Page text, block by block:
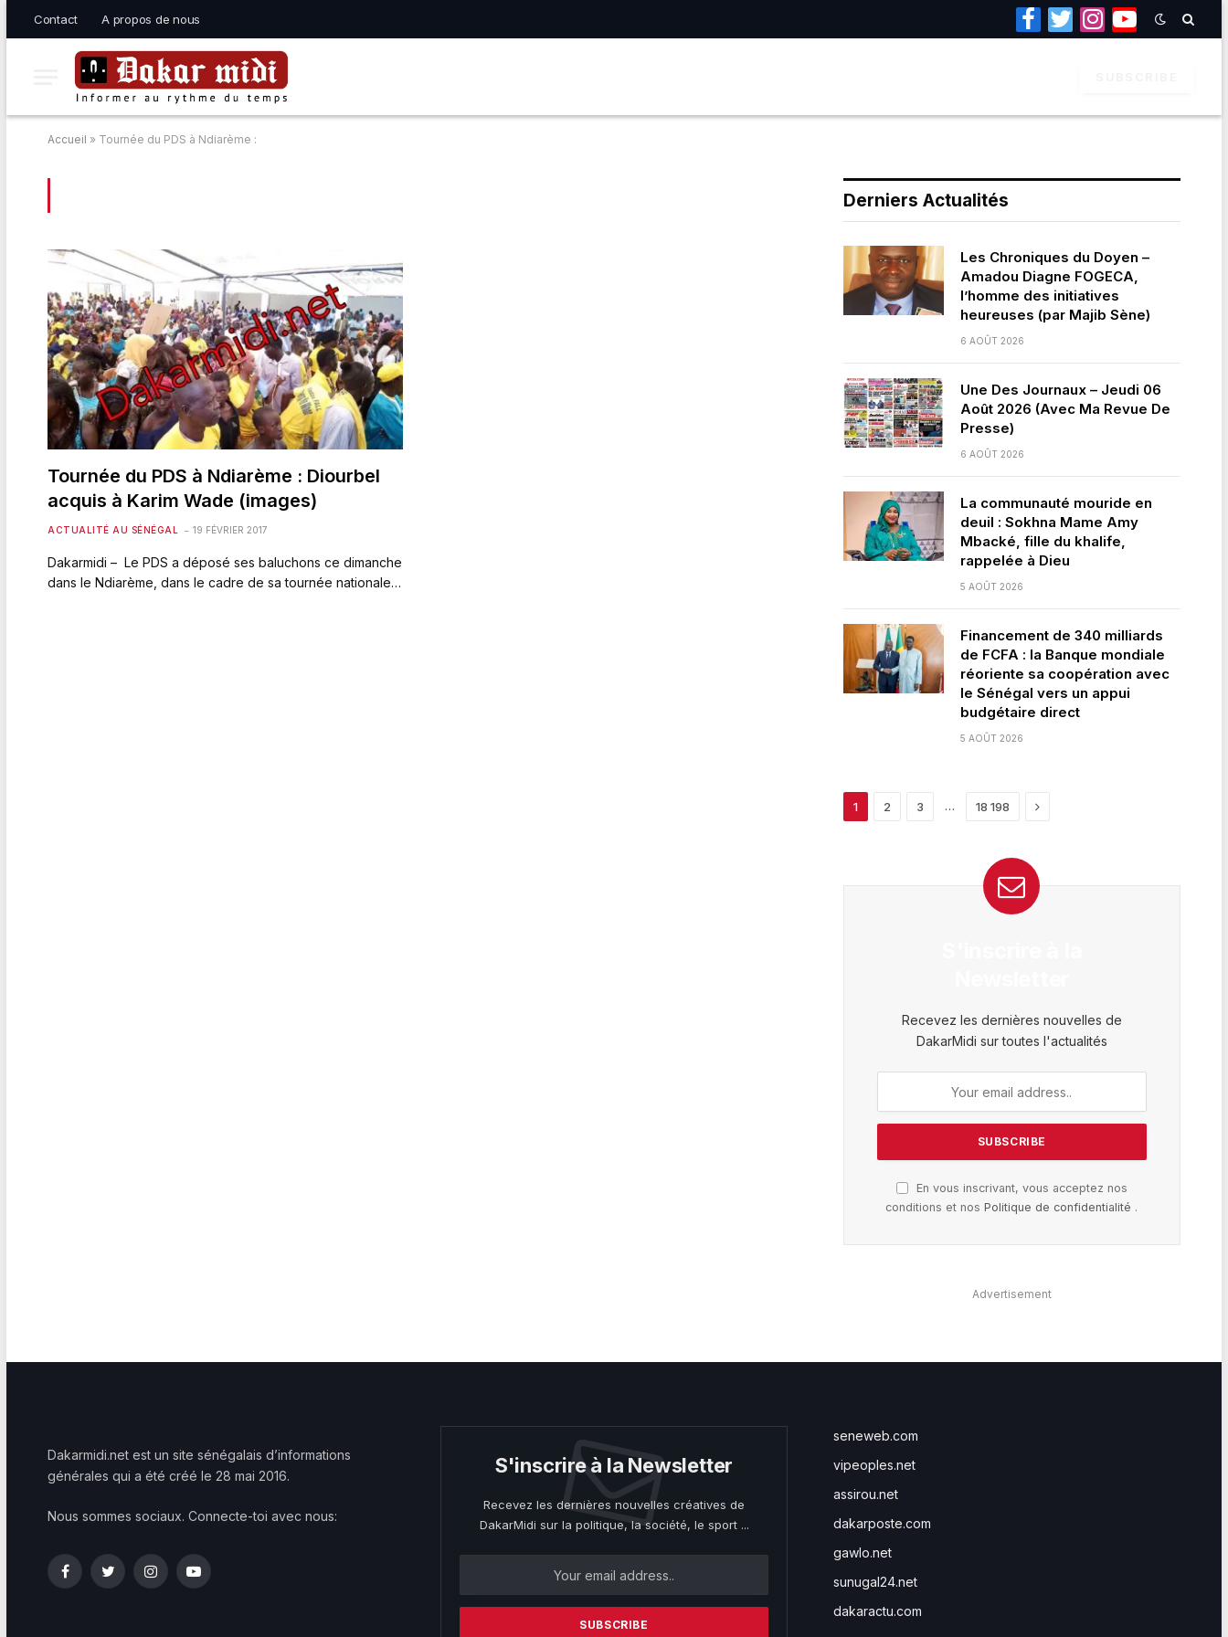
Contact A propos de nous
Facebook
TwitterInstagramYouTube
Accueil » Tournée du PDS à Ndiarème :
Tournée du PDS à Ndiarème : Diourbel
acquis à Karim Wade (images)
ACTUALITÉ AU SÉNÉGAL 19 FÉVRIER 2017
Dakarmidi – Le PDS a déposé ses baluchons ce dimanche
dans le Ndiarème, dans le cadre de sa tournée nationale…
Derniers Actualités
Les Chroniques du Doyen –
Amadou Diagne FOGECA,
l’homme des initiatives
heureuses (par Majib Sène)
6 AOÛT 2026
Une Des Journaux – Jeudi 06
Août 2026 (Avec Ma Revue De
Presse)
6 AOÛT 2026
La communauté mouride en
deuil : Sokhna Mame Amy
Mbacké, fille du khalife,
rappelée à Dieu
5 AOÛT 2026
Financement de 340 milliards
de FCFA : la Banque mondiale
réoriente sa coopération avec
le Sénégal vers un appui
budgétaire direct
5 AOÛT 2026
1 2 3 … 18 198 Next
Recevez les dernières nouvelles de
DakarMidi sur toutes l'actualités
En vous inscrivant, vous acceptez nos
conditions et nosPolitique de confidentialité .
Advertisement
Dakarmidi.net est un site sénégalais d’informations
générales qui a été créé le 28 mai 2016.
Nous sommes sociaux. Connecte-toi avec nous:
FacebookTwitterInstagramYouTube
S'inscrire à la Newsletter
Recevez les dernières nouvelles créatives de
DakarMidi sur la politique, la société, le sport ...
seneweb.com
vipeoples.net
assirou.net
dakarposte.com
gawlo.net
sunugal24.net
dakaractu.com